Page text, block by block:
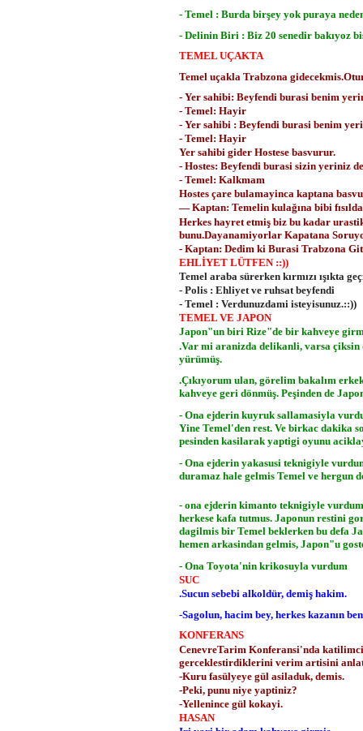
- Temel : Burda birşey yok puraya
- Delinin Biri : Biz 20 senedir bakıyoz
TEMEL UÇAKTA
Temel uçakla Trabzona
- Yer sahibi: Beyfendi burasi benim
- Temel: Hayir
- Yer sahibi : Beyfendi burasi benim
- Temel: Hayir
Yer sahibi gider Hostese basvurur.
- Hostes: Beyfendi burasi sizin yeriniz
- Temel: Kalkmam
Hostes çare bulamayinca kaptana
— Kaptan: Temelin kulağına bibi
Herkes hayret etmiş biz bu kadar
bunu.Dayanamiyorlar Kapatana
- Kaptan: Dedim ki Burasi Trabzona
EHLİYET LÜTFEN ::))
Temel araba sürerken kırmızı ışıkta
- Polis : Ehliyet ve ruhsat beyfendi
- Temel : Verdunuzdami isteyisunuz.::))
TEMEL VE JAPON
Japon"un biri Rize"de bir kahveye
.Var mi aranizda delikanli, varsa çiksin
yürümüş.
.Çıkıyorum ulan, görelim bakalım
kahveye geri dönmüş. Peşinden de
- Ona ejderin kuyruk sallamasiyla
Yine Temel'den rest. Ve birkac dakika
pesinden kasilarak yaptigi oyunu
- Ona ejderin yakasusi teknigiyle
duramaz hale gelmis Temel ve hergun
- ona ejderin kimanto teknigiyle
herkese kafa tutmus. Japonun restini
dagilmis bir Temel beklerken bu defa
hemen arkasindan gelmis, Japon"u
- Ona Toyota'nin krikosuyla vurdum
SUC
.Sucun sebebi alkoldür, demiş hakim.
-Sagolun, hacim bey, herkes kazanın
KONFERANS
CenevreTarim Konferansi'nda
gerceklestirdiklerini verim artisini
-Kuru fasülyeye gül asiladuk, demis.
-Peki, punu niye yaptiniz?
-Yellenince gül kokayi.
HASAN